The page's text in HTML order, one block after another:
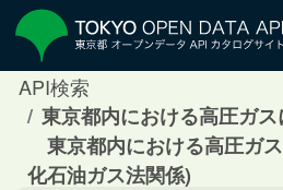
API検索
東京都内における高圧ガ
東京都内における高圧ガ
化石油ガス法関係)